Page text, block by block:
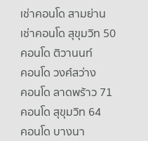
เช่าคอนโด สามย่าน
เช่าคอนโด สุขุมวิท 50
คอนโด ติวานนท์
คอนโด วงศ์สว่าง
คอนโด ลาดพร้าว 71
คอนโด สุขุมวิท 64
คอนโด บางนา